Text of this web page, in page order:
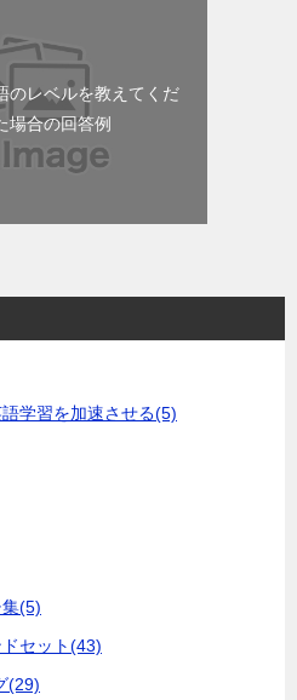
のレベルを教えてくだ
場合の回答例
学習を加速させる(5)
(5)
セット(43)
(29)